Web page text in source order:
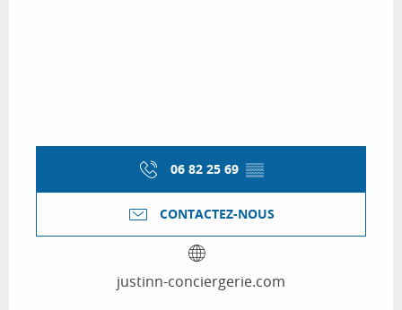
06 82 25 69 ▒▒
CONTACTEZ-NOUS
justinn-conciergerie.com